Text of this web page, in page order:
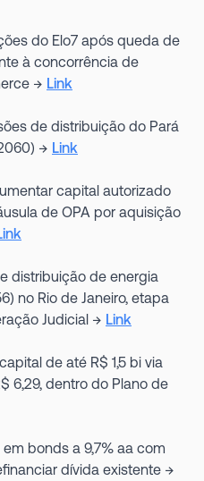
do Elo7 após queda de
à concorrência de
→ Link
de distribuição do Pará
→ Link
capital autorizado
de OPA por aquisição
distribuição de energia
no Rio de Janeiro, etapa
Judicial → Link
de até R$ 1,5 bi via
6,29, dentro do Plano de
bonds a 9,7% aa com
dívida existente →